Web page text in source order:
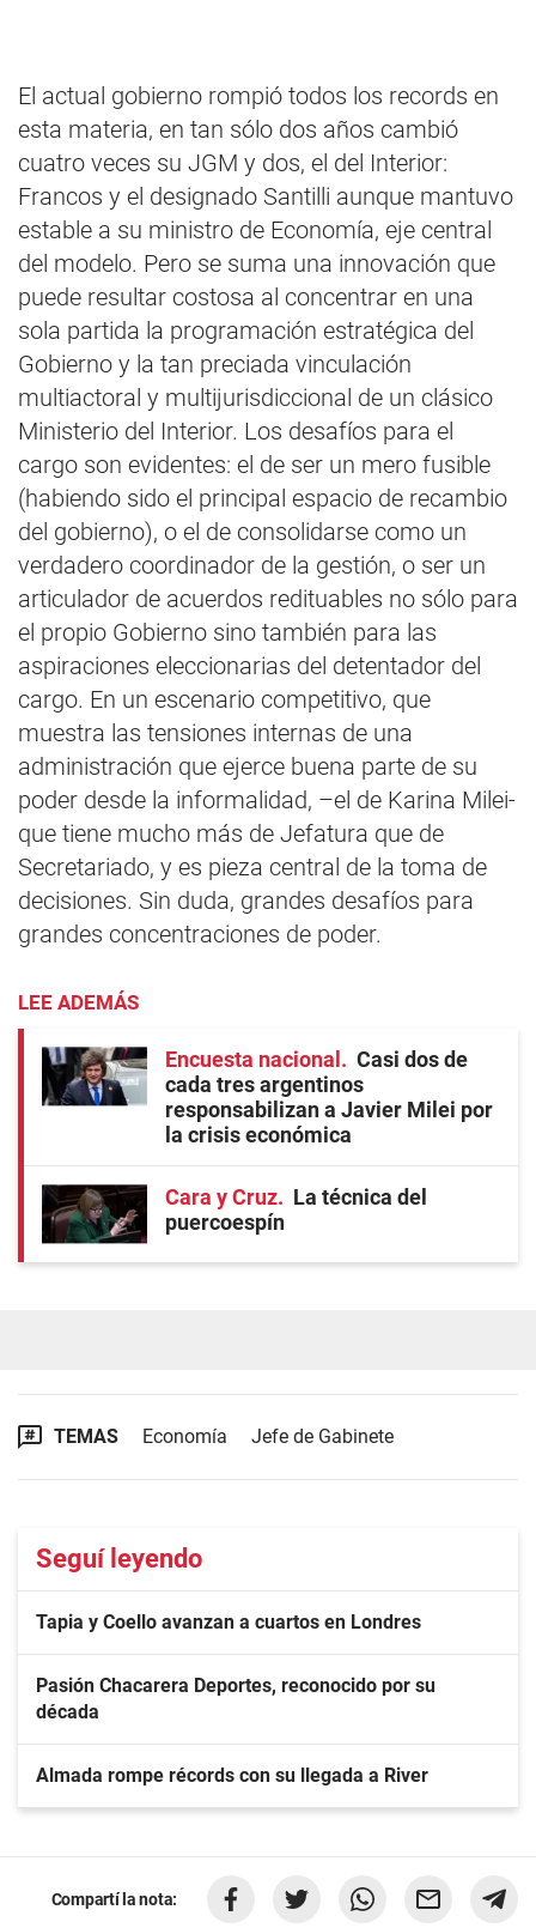
El actual gobierno rompió todos los records en
esta materia, en tan sólo dos años cambió
cuatro veces su JGM y dos, el del Interior:
Francos y el designado Santilli aunque mantuvo
estable a su ministro de Economía, eje central
del modelo. Pero se suma una innovación que
puede resultar costosa al concentrar en una
sola partida la programación estratégica del
Gobierno y la tan preciada vinculación
multiactoral y multijurisdiccional de un clásico
Ministerio del Interior. Los desafíos para el
cargo son evidentes: el de ser un mero fusible
(habiendo sido el principal espacio de recambio
del gobierno), o el de consolidarse como un
verdadero coordinador de la gestión, o ser un
articulador de acuerdos redituables no sólo para
el propio Gobierno sino también para las
aspiraciones eleccionarias del detentador del
cargo. En un escenario competitivo, que
muestra las tensiones internas de una
administración que ejerce buena parte de su
poder desde la informalidad, –el de Karina Milei-
que tiene mucho más de Jefatura que de
Secretariado, y es pieza central de la toma de
decisiones. Sin duda, grandes desafíos para
grandes concentraciones de poder.
LEE ADEMÁS
Encuesta nacional
Casi dos de
cada tres argentinos
responsabilizan a Javier Milei por
la crisis económica
Cara y Cruz
La técnica del
puercoespín
TEMAS Economía Jefe de Gabinete
Seguí leyendo
Tapia y Coello avanzan a cuartos en Londres
Pasión Chacarera Deportes, reconocido por su
década
Almada rompe récords con su llegada a River
Compartí la nota: